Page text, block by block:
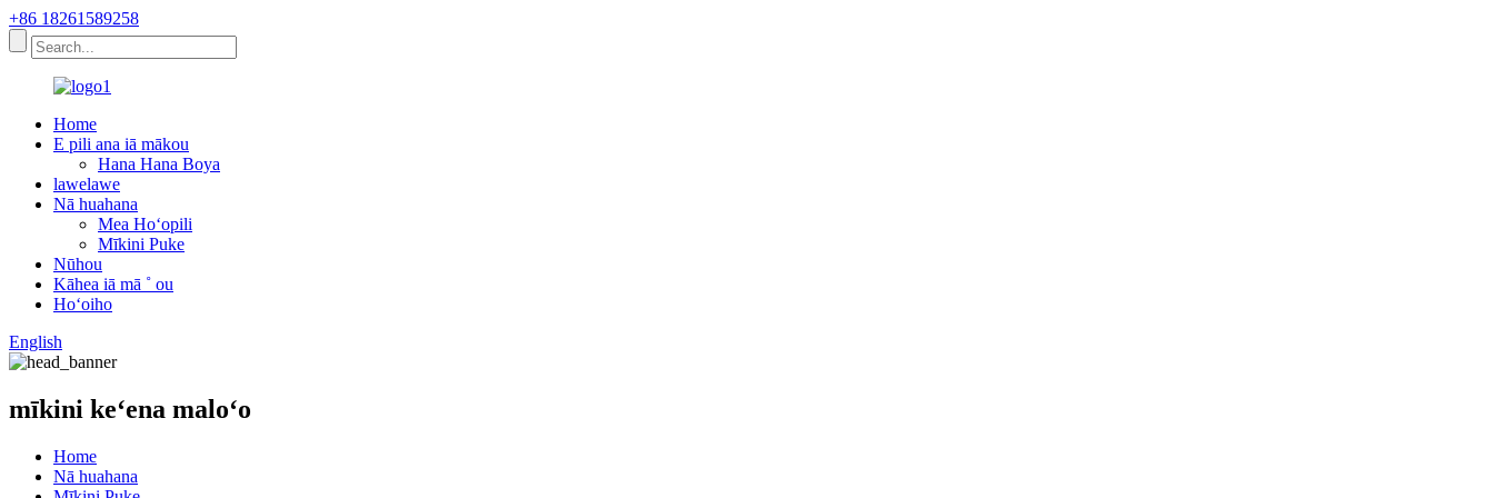
+86 18261589258
Home
E pili ana iā mākou
Hana Hana Boya
lawelawe
Nā huahana
Mea Hoʻopili
Mīkini Puke
Nūhou
Kāhea iā mā ˚ ou
Hoʻoiho
English
mīkini keʻena maloʻo
Home
Nā huahana